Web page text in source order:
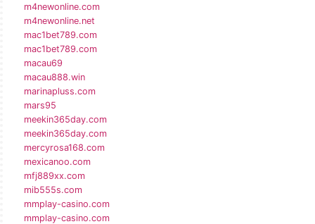
m4newonline.com
m4newonline.net
mac1bet789.com
mac1bet789.com
macau69
macau888.win
marinapluss.com
mars95
meekin365day.com
meekin365day.com
mercyrosa168.com
mexicanoo.com
mfj889xx.com
mib555s.com
mmplay-casino.com
mmplay-casino.com